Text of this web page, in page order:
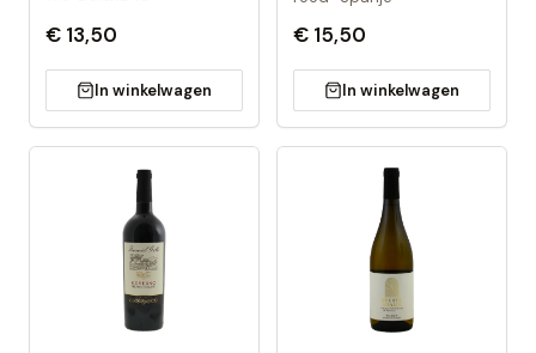
€ 13,50
In winkelwagen
€ 15,50
In winkelwagen